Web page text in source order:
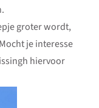
groter wordt,
je interesse
hiervoor